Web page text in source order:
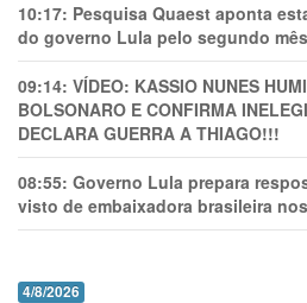
10:17: Pesquisa Quaest aponta
do governo Lula pelo segundo
09:14: VÍDEO: KASSIO NUNES
BOLSONARO E CONFIRMA
DECLARA GUERRA A THIAGO!!!
08:55: Governo Lula prepara
visto de embaixadora brasileira
4/8/2026